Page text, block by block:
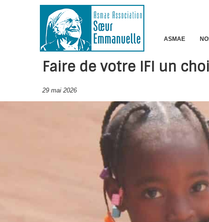
ASMAE
Faire de votre IFI un
29 mai 2026